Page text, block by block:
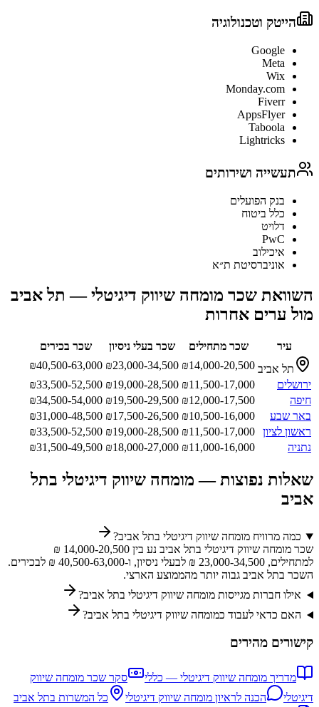
הייטק וטכנולוגיה
Google
Meta
Wix
Monday.com
Fiverr
AppsFlyer
Taboola
Lightricks
תעשייה ושירותים
בנק הפועלים
כלל ביטוח
דלויט
PwC
איכילוב
אוניברסיטת ת״א
השוואת שכר מומחה שיווק דיגיטלי— תל אביב
מול ערים אחרות
עיר שכר מתחילים שכר בעלי ניסיון
שכר בכירים
תל אביב
₪14,000-20,500
₪23,000-34,500
₪40,500-63,000
ירושלים
₪11,500-17,000
₪19,000-28,500
₪33,500-52,500
חיפה
₪12,000-17,500
₪19,500-29,500
₪34,500-54,000
באר שבע
₪10,500-16,000
₪17,500-26,500
₪31,000-48,500
ראשון לציון
₪11,500-17,000
₪19,000-28,500
₪33,500-52,500
נתניה
₪11,000-16,000
₪18,000-27,000
₪31,500-49,500
שאלות נפוצות — מומחה שיווק דיגיטלי בתל
אביב
כמה מרוויח מומחה שיווק דיגיטלי בתל אביב?
שכר מומחה שיווק דיגיטלי בתל אביב נע בין 14,000-20,500 ₪
למתחילים, 23,000-34,500 ₪ לבעלי ניסיון, ו-40,500-63,000 ₪ לבכירים.
השכר בתל אביב גבוה יותר מהממוצע הארצי.
אילו חברות מגייסות מומחה שיווק דיגיטלי בתל אביב?
האם כדאי לעבוד כמומחה שיווק דיגיטלי בתל אביב?
קישורים מהירים
מדריך מומחה שיווק דיגיטלי — כללי סקר שכר מומחה שיווק
דיגיטלי
הכנה לראיון מומחה שיווק דיגיטלי כל המשרות בתל אביב